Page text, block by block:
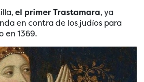
el primer Trastamara, ya
en contra de los judíos para
en 1369.